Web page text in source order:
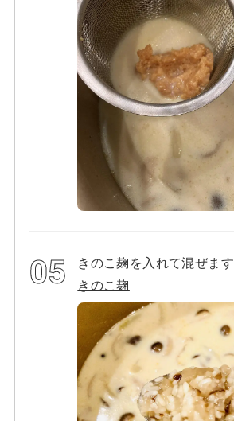
きのこ麹を入れて混ぜます
きのこ麹